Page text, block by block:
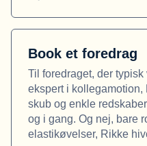
Book et foredrag
Til foredraget, der
ekspert i
skub og enkle
og i gang. Og nej, bare
elastikøvelser, Rikke